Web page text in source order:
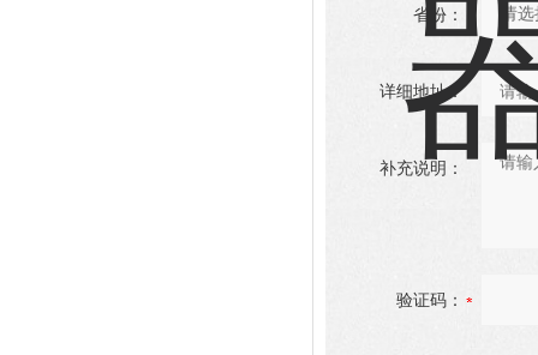
省份：
详细地址：
补充说明：
验证码：